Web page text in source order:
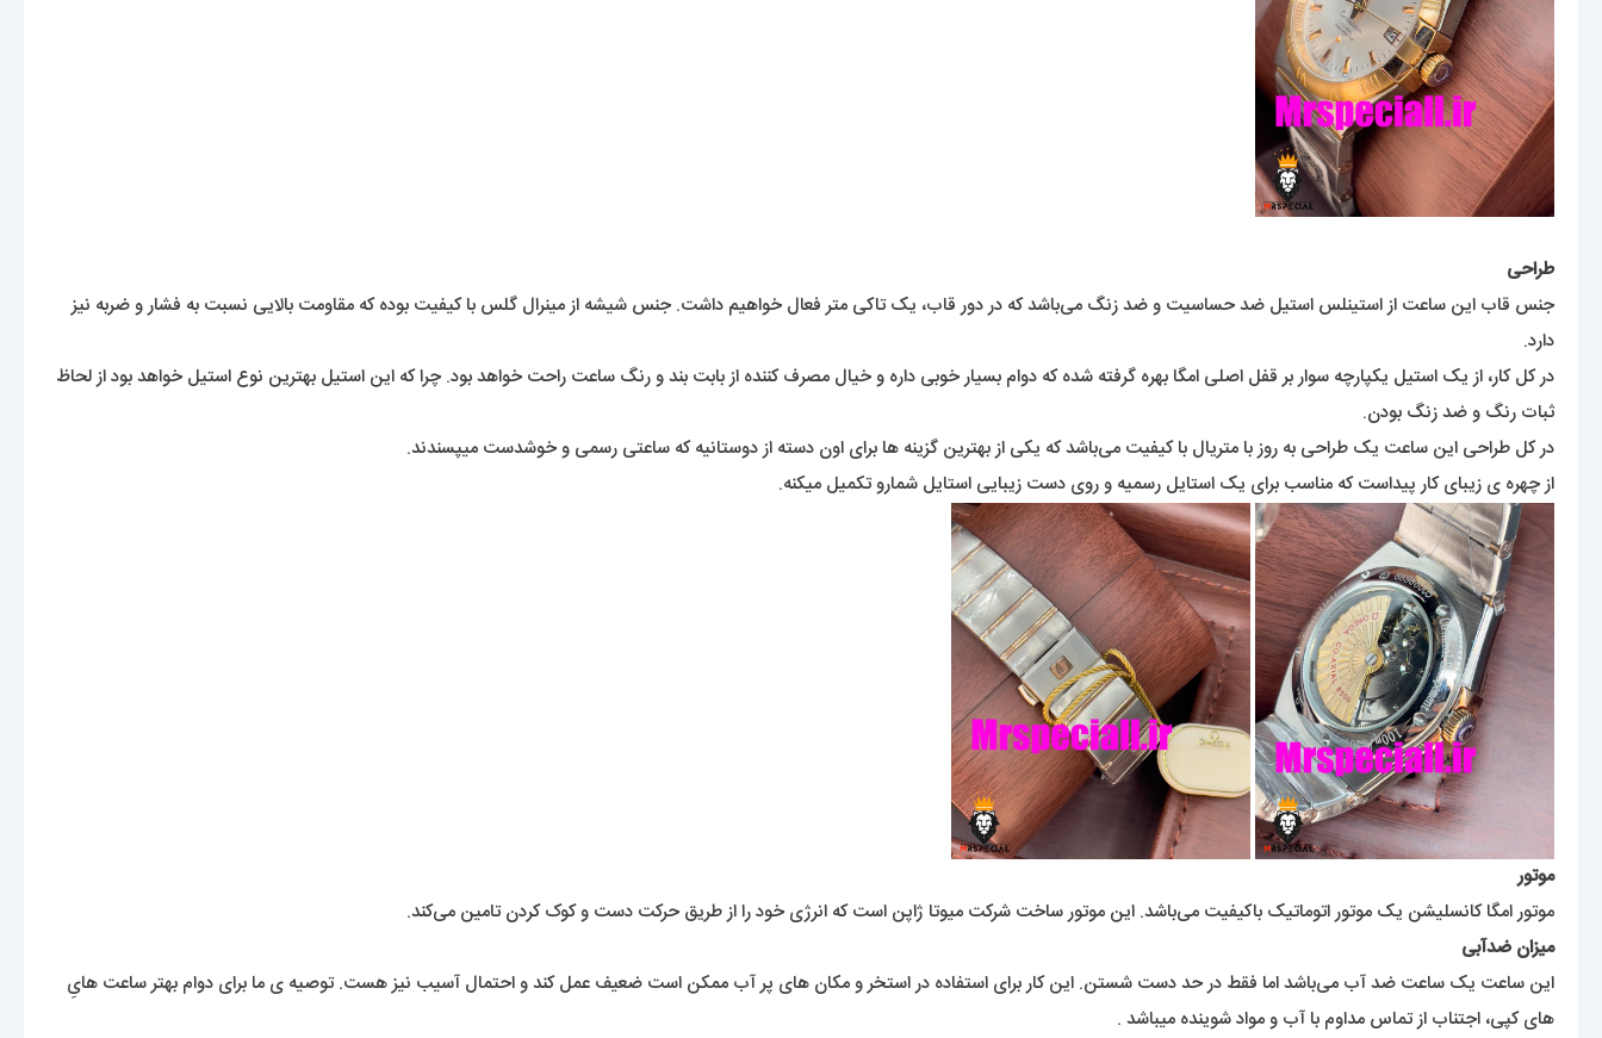
طراحی
جنس قاب این ساعت از استینلس استیل ضد حساسیت و ضد زنگ می‌باشد که در دور قاب، یک تاکی متر فعال خواهیم داشت. جنس شیشه از مینرال گلس با کیفیت بوده که مقاومت بالایی نسبت به فشار و ضربه نیز
دارد.
در کل کار، از یک استیل یکپارچه سوار بر قفل اصلی امگا بهره گرفته شده که دوام بسیار خوبی داره و خیال مصرف کننده از بابت بند و رنگ ساعت راحت خواهد بود. چرا که این استیل بهترین نوع استیل خواهد بود از لحاظ
ثبات رنگ و ضد زنگ بودن.
در کل طراحی این ساعت یک طراحی به روز با متریال با کیفیت می‌باشد که یکی از بهترین گزینه ها برای اون دسته از دوستانیه که ساعتی رسمی و خوشدست میپسندند.
از چهره ی زیبای کار پیداست که مناسب برای یک استایل رسمیه و روی دست زیبایی استایل شمارو تکمیل میکنه.
موتور
موتور امگا کانسلیشن یک موتور اتوماتیک باکیفیت می‌باشد. این موتور ساخت شرکت میوتا ژاپن است که انرژی خود را از طریق حرکت دست و کوک کردن تامین می‌کند.
میزان ضدآبی
این ساعت یک ساعت ضد آب می‌باشد اما فقط در حد دست شستن. این کار برای استفاده در استخر و مکان های پر آب ممکن است ضعیف عمل کند و احتمال آسیب نیز هست. توصیه ی ما برای دوام بهتر ساعت هایِ
های کپی، اجتناب از تماس مداوم با آب و مواد شوینده میباشد .